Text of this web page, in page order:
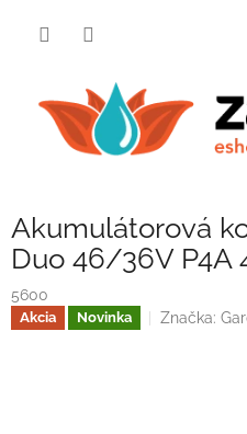
Akumulátorová
Duo 46/36V P4A
5600
Akcia Novinka Značka: